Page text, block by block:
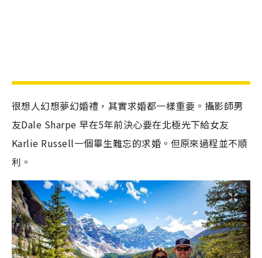
很想人幻想夢幻婚禮，其實求婚都一樣重要。攝影師男
友Dale Sharpe 早在5年前決心要在北極光下給女友
Karlie Russell一個畢生難忘的求婚。但原來過程並不順
利。